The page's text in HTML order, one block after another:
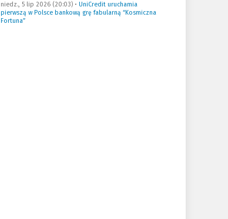
niedz., 5 lip 2026 (20:03)• UniCredit uruchamia
pierwszą w Polsce bankową grę fabularną “Kosmiczna
Fortuna”